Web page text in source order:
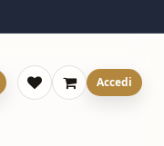
Accedi